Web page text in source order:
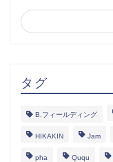
タグ
B.フィールディング
HIKAKIN Jam
pha Ququ